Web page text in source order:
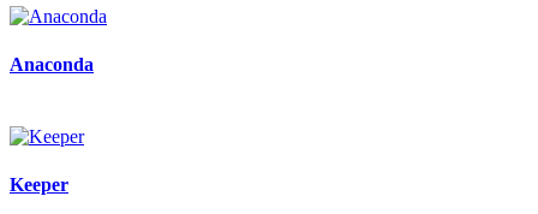
Anaconda
Keeper